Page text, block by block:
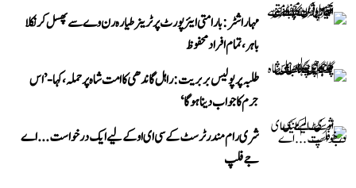
مہاراشٹر: بارامتی ایئرپورٹ پر ٹرینر طیارہ رن وے سے پھسل کر نکلا
باہر، تمام افراد محفوظ
طلبہ پر پولیس بربریت: راہل گاندھی کا امت شاہ پر حملہ، کہا- ’اس
جرم کا جواب دینا ہوگا‘
شری رام مندر ٹرسٹ کے سی ای او کے لیے ایک درخواست...اے
جے فلپ